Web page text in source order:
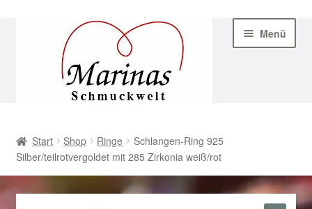
Navigation
Menü
AGB
Beispiel-Seite
Start Shop Ringe
Schlangen-Ring 925
Silber/teilrotvergoldet mit 285 Zirkonia weiß/rot